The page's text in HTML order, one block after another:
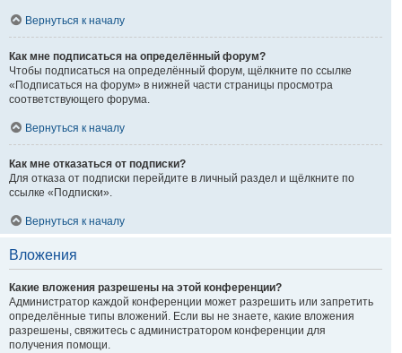
Вернуться к началу
Как мне подписаться на определённый форум?
Чтобы подписаться на определённый форум, щёлкните по ссылке
«Подписаться на форум» в нижней части страницы просмотра
соответствующего форума.
Вернуться к началу
Как мне отказаться от подписки?
Для отказа от подписки перейдите в личный раздел и щёлкните по
ссылке «Подписки».
Вернуться к началу
Вложения
Какие вложения разрешены на этой конференции?
Администратор каждой конференции может разрешить или запретить
определённые типы вложений. Если вы не знаете, какие вложения
разрешены, свяжитесь с администратором конференции для
получения помощи.